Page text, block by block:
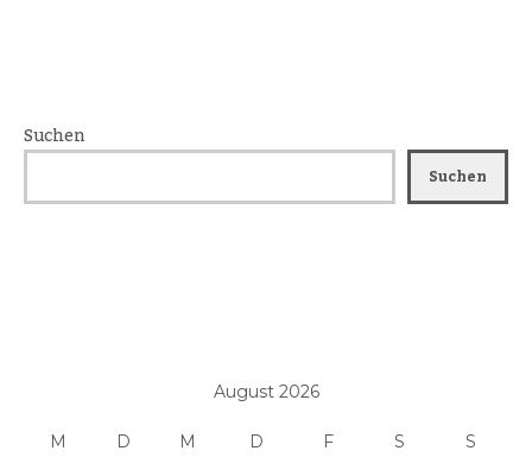
Suchen
Suchen
August 2026
M D M D F S S